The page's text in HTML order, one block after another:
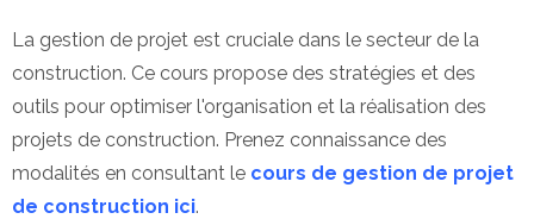
La gestion de projet est cruciale dans le secteur de la
construction. Ce cours propose des stratégies et des
outils pour optimiser l'organisation et la réalisation des
projets de construction. Prenez connaissance des
modalités en consultant le cours de gestion de projet
de construction ici.